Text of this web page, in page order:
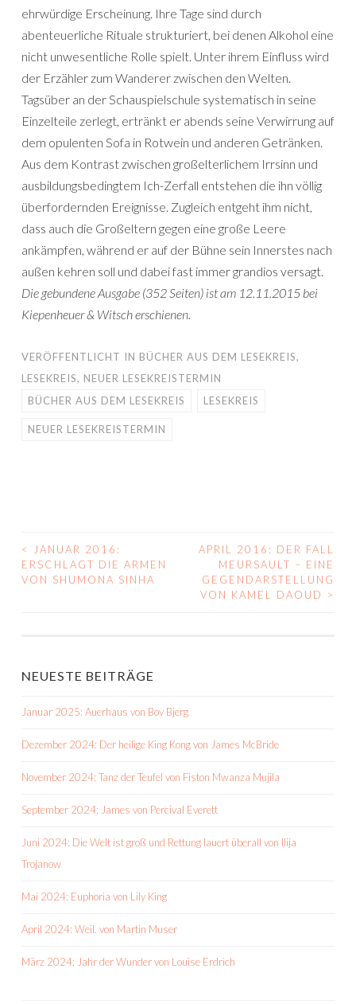
ehrwürdige Erscheinung. Ihre Tage sind durch
abenteuerliche Rituale strukturiert, bei denen Alkohol eine
nicht unwesentliche Rolle spielt. Unter ihrem Einfluss wird
der Erzähler zum Wanderer zwischen den Welten.
Tagsüber an der Schauspielschule systematisch in seine
Einzelteile zerlegt, ertränkt er abends seine Verwirrung auf
dem opulenten Sofa in Rotwein und anderen Getränken.
Aus dem Kontrast zwischen großelterlichem Irrsinn und
ausbildungsbedingtem Ich-Zerfall entstehen die ihn völlig
überfordernden Ereignisse. Zugleich entgeht ihm nicht,
dass auch die Großeltern gegen eine große Leere
ankämpfen, während er auf der Bühne sein Innerstes nach
außen kehren soll und dabei fast immer grandios versagt.
Die gebundene Ausgabe (352 Seiten) ist am 12.11.2015 bei
Kiepenheuer & Witsch erschienen.
VERÖFFENTLICHT IN BÜCHER AUS DEM LESEKREIS,
LESEKREIS, NEUER LESEKREISTERMIN
BÜCHER AUS DEM LESEKREIS
LESEKREIS
NEUER LESEKREISTERMIN
BEITRAGS-
NAVIGATION
<
JANUAR 2016:
ERSCHLAGT DIE ARMEN
VON SHUMONA SINHA
APRIL 2016: DER FALL
MEURSAULT – EINE
GEGENDARSTELLUNG
VON KAMEL DAOUD
>
NEUESTE BEITRÄGE
Januar 2025: Auerhaus von Bov Bjerg
Dezember 2024: Der heilige King Kong von James McBride
November 2024: Tanz der Teufel von Fiston Mwanza Mujila
September 2024: James von Percival Everett
Juni 2024: Die Welt ist groß und Rettung lauert überall von Ilija
Trojanow
Mai 2024: Euphoria von Lily King
April 2024: Weil. von Martin Muser
März 2024: Jahr der Wunder von Louise Erdrich